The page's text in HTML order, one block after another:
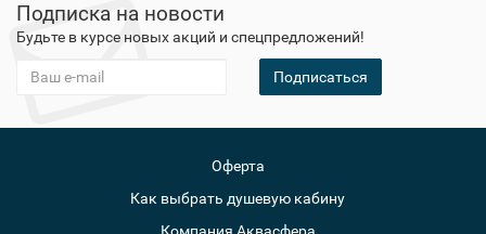
Подписка на новости
Будьте в курсе новых акций и спецпредложений!
Подписаться
Оферта
Как выбрать душевую кабину